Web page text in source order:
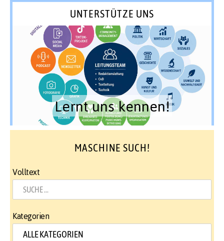
UNTERSTÜTZE UNS
Lernt uns kennen!
MASCHINE SUCH!
Volltext
Kategorien